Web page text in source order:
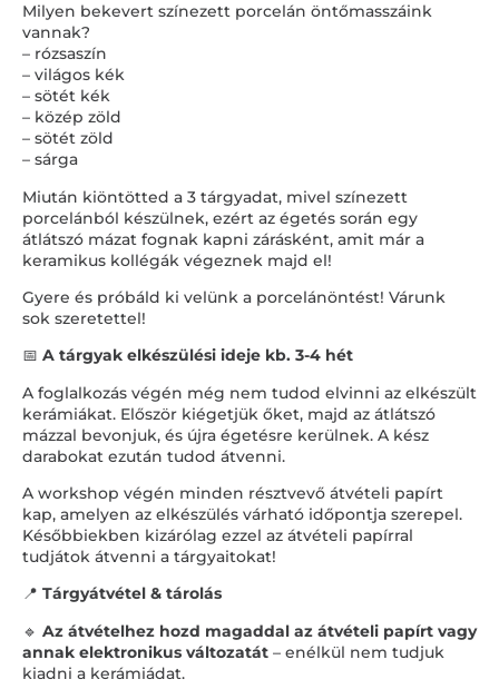
Milyen bekevert színezett porcelán öntőmasszáink
vannak?
– rózsaszín
– világos kék
– sötét kék
– közép zöld
– sötét zöld
– sárga
Miután kiöntötted a 3 tárgyadat, mivel színezett
porcelánból készülnek, ezért az égetés során egy
átlátszó mázat fognak kapni zárásként, amit már a
keramikus kollégák végeznek majd el!
Gyere és próbáld ki velünk a porcelánöntést! Várunk
sok szeretettel!
📅 A tárgyak elkészülési ideje kb. 3-4 hét
A foglalkozás végén még nem tudod elvinni az elkészült
kerámiákat. Először kiégetjük őket, majd az átlátszó
mázzal bevonjuk, és újra égetésre kerülnek. A kész
darabokat ezután tudod átvenni.
A workshop végén minden résztvevő átvételi papírt
kap, amelyen az elkészülés várható időpontja szerepel.
Későbbiekben kizárólag ezzel az átvételi papírral
tudjátok átvenni a tárgyaitokat!
📍 Tárgyátvétel & tárolás
🔹 Az átvételhez hozd magaddal az átvételi papírt vagy
annak elektronikus változatát – enélkül nem tudjuk
kiadni a kerámiádat.